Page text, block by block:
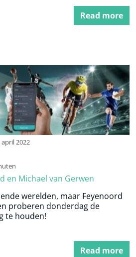
Read more
april 2022
en Michael van Gerwen
werelden, maar Feyenoord
proberen donderdag de
te houden!
Read more